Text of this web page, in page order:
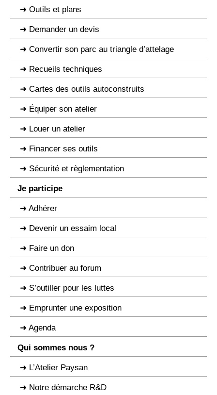
Outils et plans
Demander un devis
Convertir son parc au triangle d’attelage
Recueils techniques
Cartes des outils autoconstruits
Équiper son atelier
Louer un atelier
Financer ses outils
Sécurité et règlementation
Je participe
Adhérer
Devenir un essaim local
Faire un don
Contribuer au forum
S’outiller pour les luttes
Emprunter une exposition
Agenda
Qui sommes nous ?
L’Atelier Paysan
Notre démarche R&D